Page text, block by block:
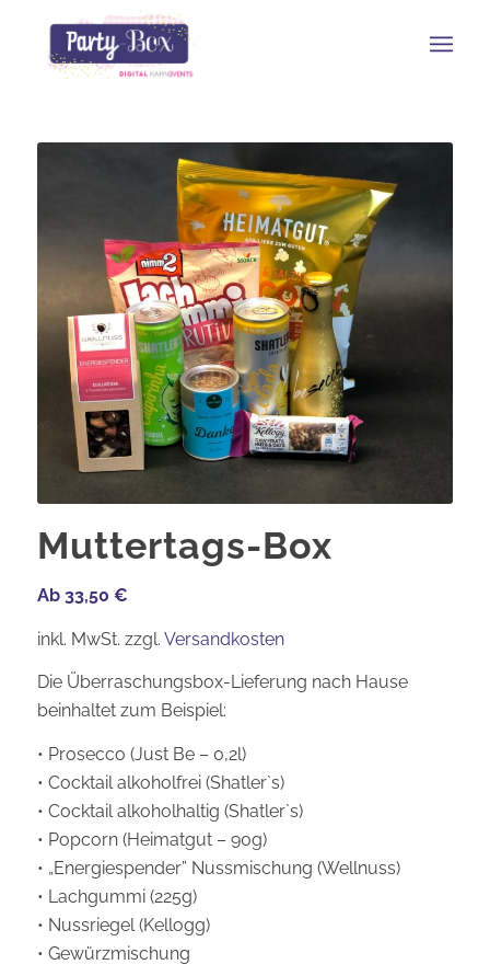
Muttertags-Box
Ab 33,50 €
inkl. MwSt. zzgl. Versandkosten
Die Überraschungsbox-Lieferung nach Hause
beinhaltet zum Beispiel:
• Prosecco (Just Be – 0,2l)
• Cocktail alkoholfrei (Shatler`s)
• Cocktail alkoholhaltig (Shatler`s)
• Popcorn (Heimatgut – 90g)
• „Energiespender” Nussmischung (Wellnuss)
• Lachgummi (225g)
• Nussriegel (Kellogg)
• Gewürzmischung